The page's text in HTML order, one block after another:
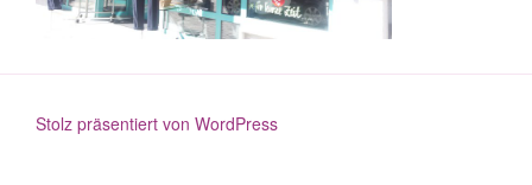
Stolz präsentiert von WordPress